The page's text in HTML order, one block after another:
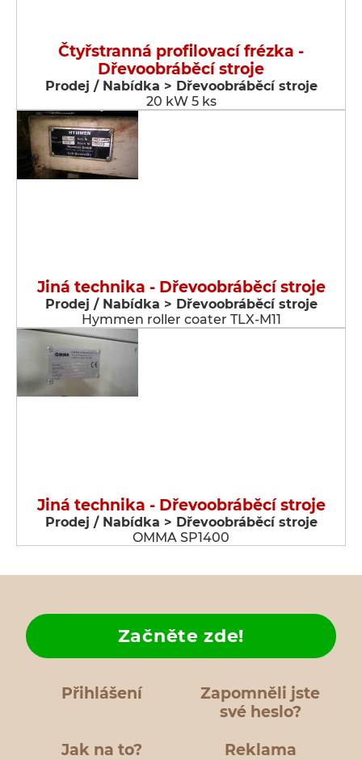
Čtyřstranná profilovací frézka -
Dřevoobráběcí stroje
Prodej / Nabídka > Dřevoobráběcí stroje
20 kW 5 ks
Jiná technika - Dřevoobráběcí stroje
Prodej / Nabídka > Dřevoobráběcí stroje
Hymmen roller coater TLX-M11
Jiná technika - Dřevoobráběcí stroje
Prodej / Nabídka > Dřevoobráběcí stroje
OMMA SP1400
Přihlášení
Zapomněli jste
své heslo?
Jak na to?
Začněte zde!
Reklama